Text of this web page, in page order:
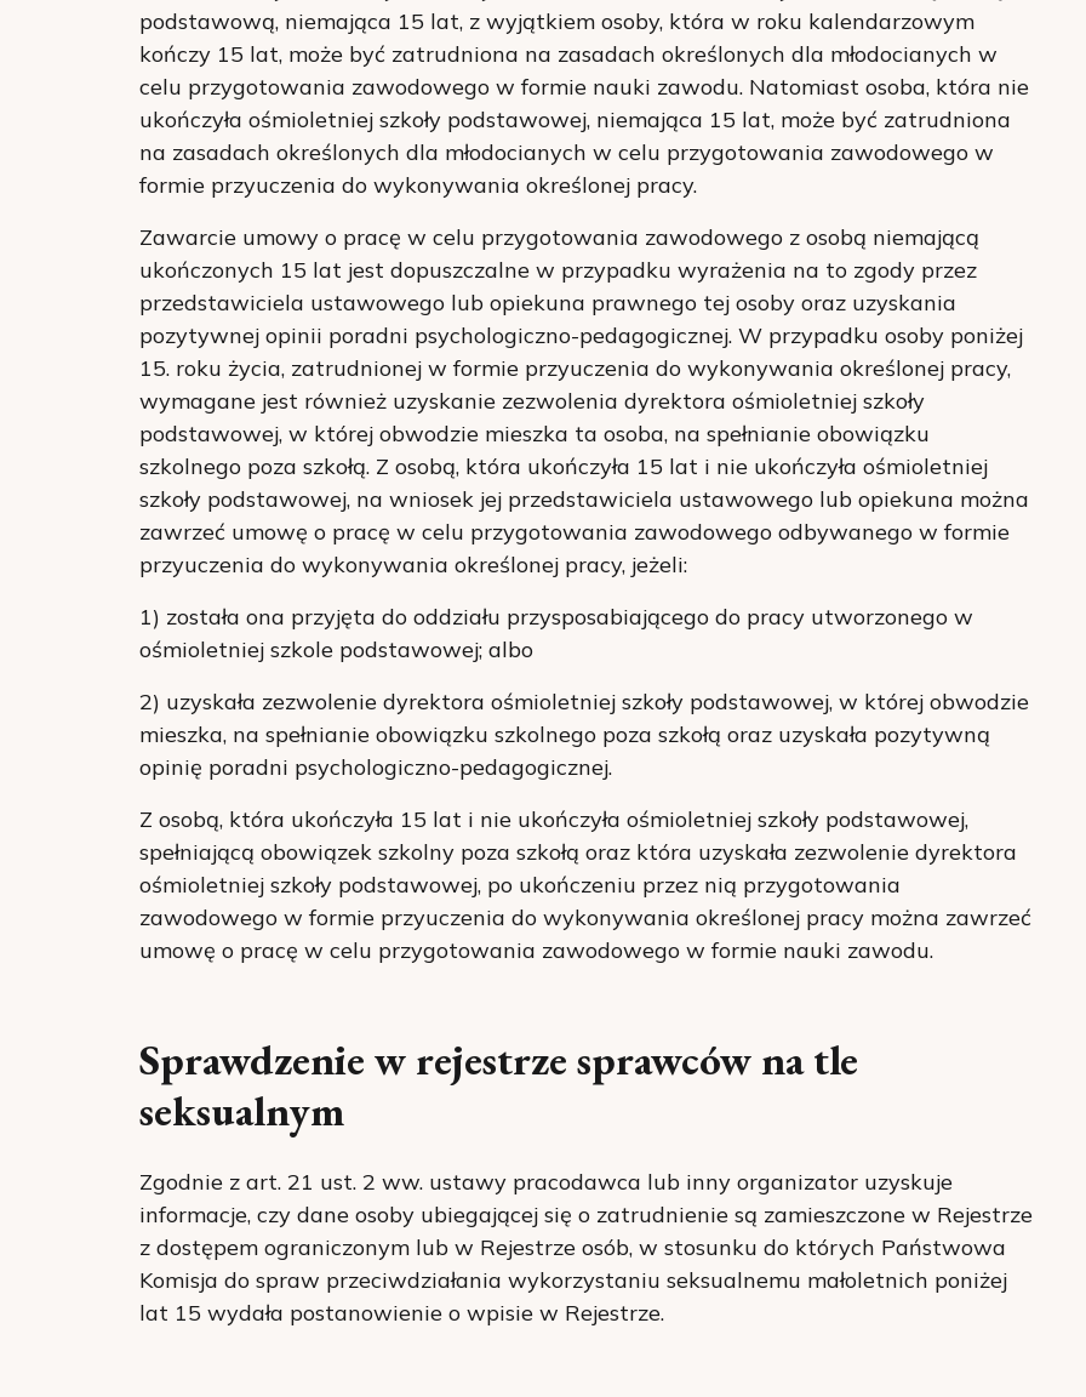
podstawową, niemająca 15 lat, z wyjątkiem osoby, która w roku kalendarzowym
kończy 15 lat, może być zatrudniona na zasadach określonych dla młodocianych w
celu przygotowania zawodowego w formie nauki zawodu. Natomiast osoba, która nie
ukończyła ośmioletniej szkoły podstawowej, niemająca 15 lat, może być zatrudniona
na zasadach określonych dla młodocianych w celu przygotowania zawodowego w
formie przyuczenia do wykonywania określonej pracy.
Zawarcie umowy o pracę w celu przygotowania zawodowego z osobą niemającą
ukończonych 15 lat jest dopuszczalne w przypadku wyrażenia na to zgody przez
przedstawiciela ustawowego lub opiekuna prawnego tej osoby oraz uzyskania
pozytywnej opinii poradni psychologiczno-pedagogicznej. W przypadku osoby poniżej
15. roku życia, zatrudnionej w formie przyuczenia do wykonywania określonej pracy,
wymagane jest również uzyskanie zezwolenia dyrektora ośmioletniej szkoły
podstawowej, w której obwodzie mieszka ta osoba, na spełnianie obowiązku
szkolnego poza szkołą. Z osobą, która ukończyła 15 lat i nie ukończyła ośmioletniej
szkoły podstawowej, na wniosek jej przedstawiciela ustawowego lub opiekuna można
zawrzeć umowę o pracę w celu przygotowania zawodowego odbywanego w formie
przyuczenia do wykonywania określonej pracy, jeżeli:
1) została ona przyjęta do oddziału przysposabiającego do pracy utworzonego w
ośmioletniej szkole podstawowej; albo
2) uzyskała zezwolenie dyrektora ośmioletniej szkoły podstawowej, w której obwodzie
mieszka, na spełnianie obowiązku szkolnego poza szkołą oraz uzyskała pozytywną
opinię poradni psychologiczno-pedagogicznej.
Z osobą, która ukończyła 15 lat i nie ukończyła ośmioletniej szkoły podstawowej,
spełniającą obowiązek szkolny poza szkołą oraz która uzyskała zezwolenie dyrektora
ośmioletniej szkoły podstawowej, po ukończeniu przez nią przygotowania
zawodowego w formie przyuczenia do wykonywania określonej pracy można zawrzeć
umowę o pracę w celu przygotowania zawodowego w formie nauki zawodu.
Sprawdzenie w rejestrze sprawców na tle
seksualnym
Zgodnie z art. 21 ust. 2 ww. ustawy pracodawca lub inny organizator uzyskuje
informacje, czy dane osoby ubiegającej się o zatrudnienie są zamieszczone w Rejestrze
z dostępem ograniczonym lub w Rejestrze osób, w stosunku do których Państwowa
Komisja do spraw przeciwdziałania wykorzystaniu seksualnemu małoletnich poniżej
lat 15 wydała postanowienie o wpisie w Rejestrze.